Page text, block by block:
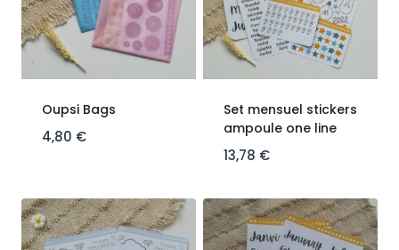
Oupsi Bags
4,80 €
Set mensuel stickers
ampoule one line
13,78 €